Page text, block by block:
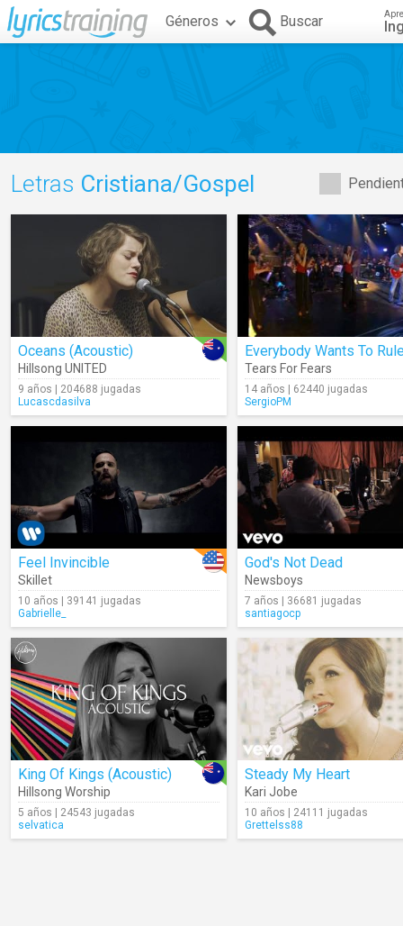
Géneros Buscar
Letras Cristiana/Gospel
Oceans (Acoustic)
Hillsong UNITED
9 años | 204688 jugadas
Lucascdasilva
Tears For Fears
14 años | 62440 jugadas
SergioPM
Feel Invincible
Skillet
10 años | 39141 jugadas
Gabrielle_
God's Not Dead
Newsboys
7 años | 36681 jugadas
santiagocp
King Of Kings (Acoustic)
Hillsong Worship
5 años | 24543 jugadas
selvatica
Steady My Heart
Kari Jobe
10 años | 24111 jugadas
Grettelss88